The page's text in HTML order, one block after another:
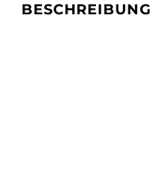
BESCHREIBUNG